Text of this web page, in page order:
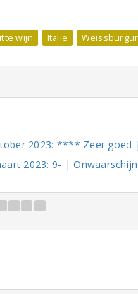
wijn Italie
2023: **** Zeer goed
2023: 9- |